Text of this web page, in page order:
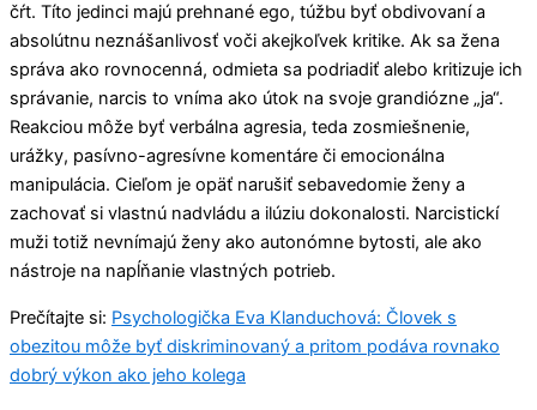
čŕt. Títo jedinci majú prehnané ego, túžbu byť obdivovaní a
absolútnu neznášanlivosť voči akejkoľvek kritike. Ak sa žena
správa ako rovnocenná, odmieta sa podriadiť alebo kritizuje ich
správanie, narcis to vníma ako útok na svoje grandiózne „ja“.
Reakciou môže byť verbálna agresia, teda zosmiešnenie,
urážky, pasívno-agresívne komentáre či emocionálna
manipulácia. Cieľom je opäť narušiť sebavedomie ženy a
zachovať si vlastnú nadvládu a ilúziu dokonalosti. Narcistickí
muži totiž nevnímajú ženy ako autonómne bytosti, ale ako
nástroje na napĺňanie vlastných potrieb.
Prečítajte si: Psychologička Eva Klanduchová: Človek s
obezitou môže byť diskriminovaný a pritom podáva rovnako
dobrý výkon ako jeho kolega